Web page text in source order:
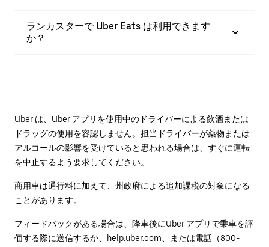
ランカスターで Uber Eats は利用できます
か？
Uber は、Uber アプリを使用中のドライバーによる飲酒または
ドラッグの使用を容認しません。担当ドライバーが薬物または
アルコールの影響を受けていると思われる場合は、すぐに運転
を中止するよう要求してください。
商用車は通行料に加えて、州政府による追加課税の対象になる
ことがあります。
フィードバックがある場合は、降車後に⁠Uber アプリで乗車を評
価する際に送信するか、
help.uber.com 、または電話（800-